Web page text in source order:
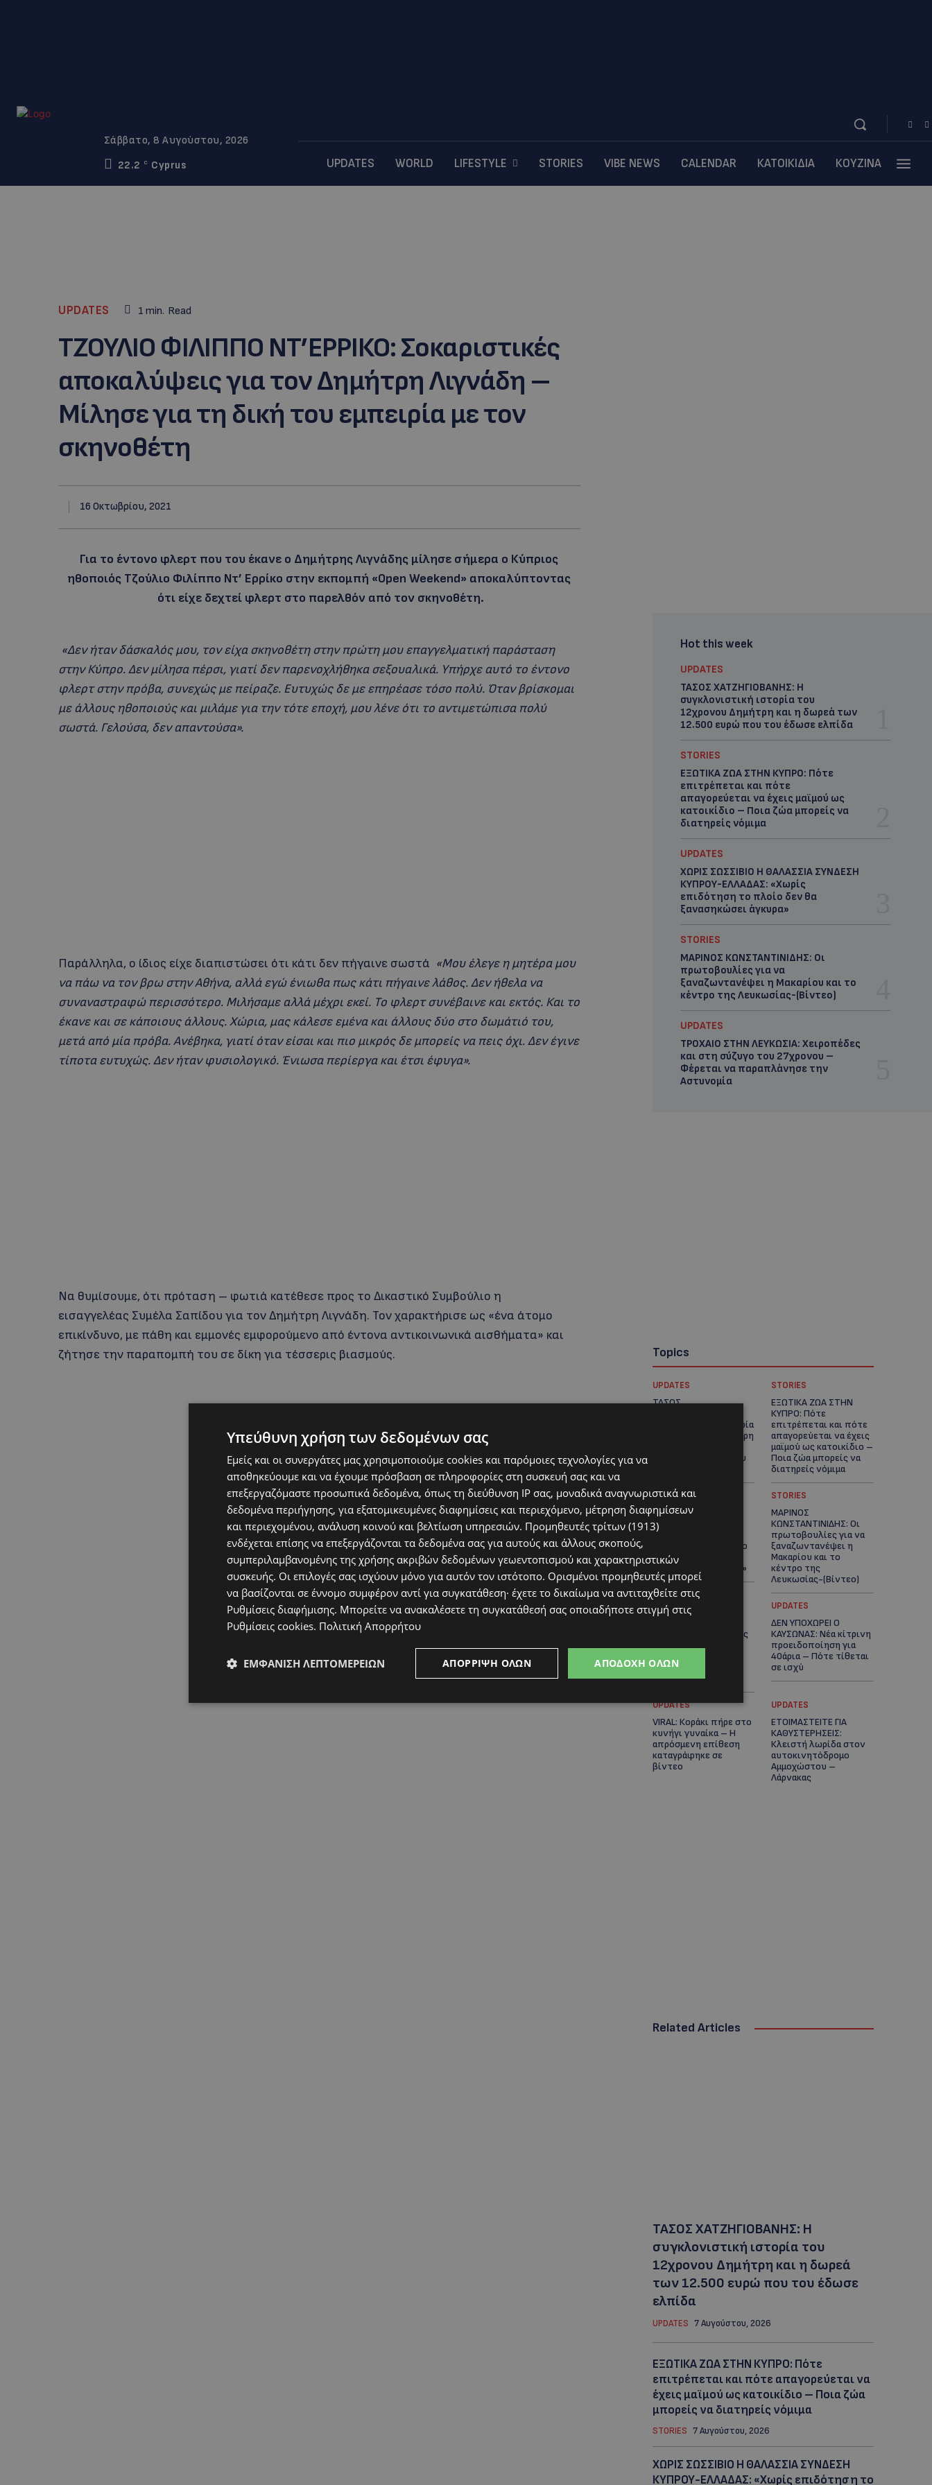
Σάββατο, 8 Αυγούστου, 2026
22.2
C Cyprus UPDATES WORLD LIFESTYLE STORIES VIBE NEWS CALENDAR ΚΑΤΟΙΚΙΔΙΑ ΚΟΥΖΙΝΑ
UPDATES 1 min. Read
ΤΖΟΥΛΙΟ ΦΙΛΙΠΠΟ ΝΤ’ΕΡΡΙΚΟ: Σοκαριστικές
αποκαλύψεις για τον Δημήτρη Λιγνάδη –
Μίλησε για τη δική του εμπειρία με τον
σκηνοθέτη
16 Οκτωβρίου, 2021
Για το έντονο φλερτ που του έκανε ο Δημήτρης Λιγνάδης μίλησε σήμερα ο Κύπριος
ηθοποιός Τζούλιο Φιλίππο Ντ’ Ερρίκο στην εκπομπή «Open Weekend» αποκαλύπτοντας
ότι είχε δεχτεί φλερτ στο παρελθόν από τον σκηνοθέτη.
«Δεν ήταν δάσκαλός μου, τον είχα σκηνοθέτη στην πρώτη μου επαγγελματική παράσταση
στην Κύπρο. Δεν μίλησα πέρσι, γιατί δεν παρενοχλήθηκα σεξουαλικά. Υπήρχε αυτό το έντονο
φλερτ στην πρόβα, συνεχώς με πείραζε. Ευτυχώς δε με επηρέασε τόσο πολύ. Όταν βρίσκομαι
με άλλους ηθοποιούς και μιλάμε για την τότε εποχή, μου λένε ότι το αντιμετώπισα πολύ
σωστά. Γελούσα, δεν απαντούσα».
Παράλληλα, ο ίδιος είχε διαπιστώσει ότι κάτι δεν πήγαινε σωστά «Μου έλεγε η μητέρα μου
να πάω να τον βρω στην Αθήνα, αλλά εγώ ένιωθα πως κάτι πήγαινε λάθος. Δεν ήθελα να
συναναστραφώ περισσότερο. Μιλήσαμε αλλά μέχρι εκεί. Το φλερτ συνέβαινε και εκτός. Και το
έκανε και σε κάποιους άλλους. Χώρια, μας κάλεσε εμένα και άλλους δύο στο δωμάτιό του,
μετά από μία πρόβα. Ανέβηκα, γιατί όταν είσαι και πιο μικρός δε μπορείς να πεις όχι. Δεν έγινε
τίποτα ευτυχώς. Δεν ήταν φυσιολογικό. Ένιωσα περίεργα και έτσι έφυγα».
Να θυμίσουμε, ότι πρόταση – φωτιά κατέθεσε προς το Δικαστικό Συμβούλιο η
εισαγγελέας Συμέλα Σαπίδου για τον Δημήτρη Λιγνάδη. Τον χαρακτήρισε ως «ένα άτομο
επικίνδυνο, με πάθη και εμμονές εμφορούμενο από έντονα αντικοινωνικά αισθήματα» και
ζήτησε την παραπομπή του σε δίκη για τέσσερις βιασμούς.
Hot this week
UPDATES
ΤΑΣΟΣ ΧΑΤΖΗΓΙΟΒΑΝΗΣ: Η
συγκλονιστική ιστορία του
12χρονου Δημήτρη και η δωρεά των
12.500 ευρώ που του έδωσε ελπίδα
STORIES
ΕΞΩΤΙΚΑ ΖΩΑ ΣΤΗΝ ΚΥΠΡΟ: Πότε
επιτρέπεται και πότε
απαγορεύεται να έχεις μαϊμού ως
κατοικίδιο – Ποια ζώα μπορείς να
διατηρείς νόμιμα
UPDATES
ΧΩΡΙΣ ΣΩΣΣΙΒΙΟ Η ΘΑΛΑΣΣΙΑ ΣΥΝΔΕΣΗ
ΚΥΠΡΟΥ-ΕΛΛΑΔΑΣ: «Χωρίς
επιδότηση το πλοίο δεν θα
ξανασηκώσει άγκυρα»
STORIES
ΜΑΡΙΝΟΣ ΚΩΝΣΤΑΝΤΙΝΙΔΗΣ: Οι
πρωτοβουλίες για να
ξαναζωντανέψει η Μακαρίου και το
κέντρο της Λευκωσίας-(Βίντεο)
UPDATES
ΤΡΟΧΑΙΟ ΣΤΗΝ ΛΕΥΚΩΣΙΑ: Χειροπέδες
και στη σύζυγο του 27χρονου –
Φέρεται να παραπλάνησε την
Αστυνομία
Topics
UPDATES
ΤΑΣΟΣ
συγκλονιστική ιστορία
του 12χρονου Δημήτρη
12.500 ευρώ που του
STORIES
ΕΞΩΤΙΚΑ ΖΩΑ ΣΤΗΝ
ΚΥΠΡΟ: Πότε
επιτρέπεται και πότε
απαγορεύεται να έχεις
μαϊμού ως κατοικίδιο –
Ποια ζώα μπορείς να
διατηρείς νόμιμα
UPDATES
ΧΩΡΙΣ ΣΩΣΣΙΒΙΟ Η
ΘΑΛΑΣΣΙΑ ΣΥΝΔΕΣΗ
ΚΥΠΡΟΥ-ΕΛΛΑΔΑΣ:
«Χωρίς επιδότηση το
πλοίο δεν θα
ξανασηκώσει άγκυρα»
STORIES
ΜΑΡΙΝΟΣ
ΚΩΝΣΤΑΝΤΙΝΙΔΗΣ: Οι
πρωτοβουλίες για να
ξαναζωντανέψει η
Μακαρίου και το
κέντρο της
Λευκωσίας-(Βίντεο)
UPDATES
ΛΕΥΚΩΣΙΑ: Χειροπέδες
να παραπλάνησε την
Αστυνομία
UPDATES
ΔΕΝ ΥΠΟΧΩΡΕΙ Ο
ΚΑΥΣΩΝΑΣ: Νέα κίτρινη
προειδοποίηση για
40άρια – Πότε τίθεται
σε ισχύ
UPDATES
VIRAL: Κοράκι πήρε στο
κυνήγι γυναίκα – Η
απρόσμενη επίθεση
καταγράφηκε σε
βίντεο
UPDATES
ΕΤΟΙΜΑΣΤΕΙΤΕ ΓΙΑ
ΚΑΘΥΣΤΕΡΗΣΕΙΣ:
Κλειστή λωρίδα στον
αυτοκινητόδρομο
Αμμοχώστου –
Λάρνακας
Related Articles
ΤΑΣΟΣ ΧΑΤΖΗΓΙΟΒΑΝΗΣ: Η
συγκλονιστική ιστορία του
12χρονου Δημήτρη και η δωρεά
των 12.500 ευρώ που του έδωσε
ελπίδα
UPDATES 7 Αυγούστου, 2026
ΕΞΩΤΙΚΑ ΖΩΑ ΣΤΗΝ ΚΥΠΡΟ: Πότε
επιτρέπεται και πότε απαγορεύεται να
έχεις μαϊμού ως κατοικίδιο – Ποια ζώα
μπορείς να διατηρείς νόμιμα
STORIES 7 Αυγούστου, 2026
ΧΩΡΙΣ ΣΩΣΣΙΒΙΟ Η ΘΑΛΑΣΣΙΑ ΣΥΝΔΕΣΗ
ΚΥΠΡΟΥ-ΕΛΛΑΔΑΣ: «Χωρίς επιδότηση το
Υπεύθυνη χρήση των δεδομένων σας
Εμείς και οι συνεργάτες μας χρησιμοποιούμε cookies και παρόμοιες τεχνολογίες για να
αποθηκεύουμε και να έχουμε πρόσβαση σε πληροφορίες στη συσκευή σας και να
επεξεργαζόμαστε προσωπικά δεδομένα, όπως τη διεύθυνση IP σας, μοναδικά αναγνωριστικά και
δεδομένα περιήγησης, για εξατομικευμένες διαφημίσεις και περιεχόμενο, μέτρηση διαφημίσεων
και περιεχομένου, ανάλυση κοινού και βελτίωση υπηρεσιών. Προμηθευτές τρίτων (1913)
ενδέχεται επίσης να επεξεργάζονται τα δεδομένα σας για αυτούς και άλλους σκοπούς,
συμπεριλαμβανομένης της χρήσης ακριβών δεδομένων γεωεντοπισμού και χαρακτηριστικών
συσκευής. Οι επιλογές σας ισχύουν μόνο για αυτόν τον ιστότοπο. Ορισμένοι προμηθευτές μπορεί
να βασίζονται σε έννομο συμφέρον αντί για συγκατάθεση· έχετε το δικαίωμα να αντιταχθείτε στις
Ρυθμίσεις διαφήμισης. Μπορείτε να ανακαλέσετε τη συγκατάθεσή σας οποιαδήποτε στιγμή στις
Ρυθμίσεις cookies. Πολιτική Απορρήτου
ΑΠΟΔΟΧΉ ΌΛΩΝ
ΑΠΌΡΡΙΨΗ ΌΛΩΝ
ΕΜΦΆΝΙΣΗ ΛΕΠΤΟΜΕΡΕΙΏΝ